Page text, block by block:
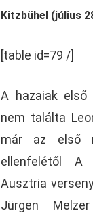
Kitzbühel (július
[table id=79 /]
A hazaiak első
nem találta
már az első
ellenfelétől A
Ausztria
Jürgen